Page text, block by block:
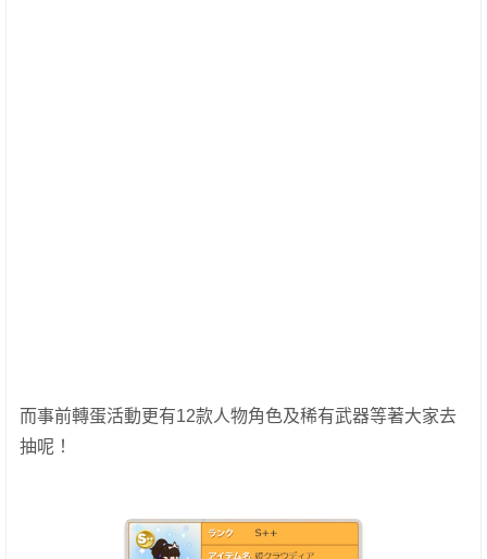
而事前轉蛋活動更有12款人物角色及稀有武器等著大家去
抽呢！